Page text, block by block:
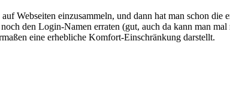
Webseiten einzusammeln, und dann hat man schon die
den Login-Namen erraten (gut, auch da kann man
eine erhebliche Komfort-Einschränkung darstellt.